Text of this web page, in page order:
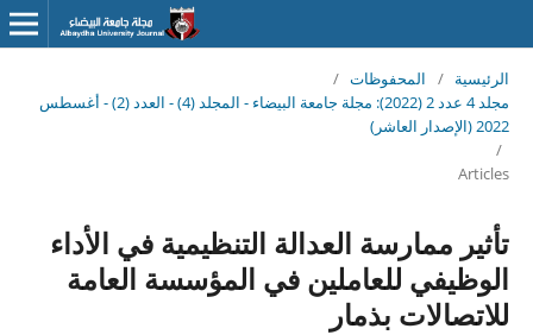
الرئيسية / المحفوظات /
مجلد 4 عدد 2 (2022): مجلة جامعة البيضاء - المجلد (4) - العدد (2) - أغسطس
2022 (الإصدار العاشر)
/
Articles
تأثير ممارسة العدالة التنظيمية في الأداء
الوظيفي للعاملين في المؤسسة العامة
للاتصالات بذمار